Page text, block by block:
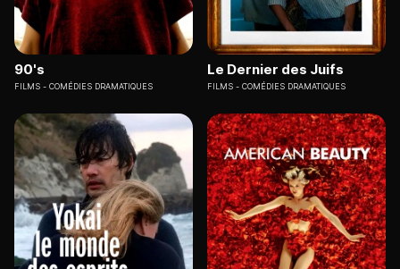
90's
FILMS COMÉDIES DRAMATIQUES
Le Dernier des Juifs
FILMS COMÉDIES DRAMATIQUES